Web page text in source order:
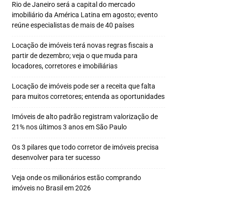
Rio de Janeiro será a capital do mercado
imobiliário da América Latina em agosto; evento
reúne especialistas de mais de 40 países
Locação de imóveis terá novas regras fiscais a
partir de dezembro; veja o que muda para
locadores, corretores e imobiliárias
Locação de imóveis pode ser a receita que falta
para muitos corretores; entenda as oportunidades
Imóveis de alto padrão registram valorização de
21% nos últimos 3 anos em São Paulo
Os 3 pilares que todo corretor de imóveis precisa
desenvolver para ter sucesso
Veja onde os milionários estão comprando
imóveis no Brasil em 2026